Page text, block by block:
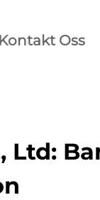
Kontakt Oss
Ltd: